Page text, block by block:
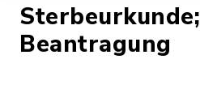
Sterbeurkunde;
Beantragung